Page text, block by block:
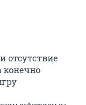
отсутствие
конечно